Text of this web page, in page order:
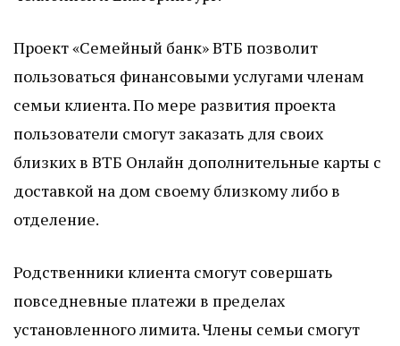
Проект «Семейный банк» ВТБ позволит
пользоваться финансовыми услугами членам
семьи клиента. По мере развития проекта
пользователи смогут заказать для своих
близких в ВТБ Онлайн дополнительные карты с
доставкой на дом своему близкому либо в
отделение.
Родственники клиента смогут совершать
повседневные платежи в пределах
установленного лимита. Члены семьи смогут